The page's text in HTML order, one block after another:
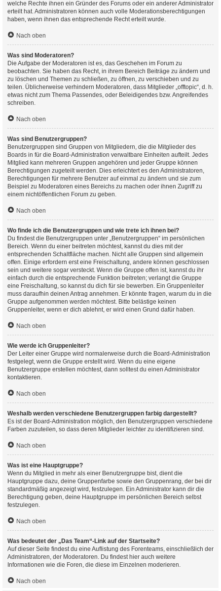
welche Rechte ihnen ein Gründer des Forums oder ein anderer Administrator
erteilt hat. Administratoren können auch volle Moderationsberechtigungen
haben, wenn ihnen das entsprechende Recht erteilt wurde.
Nach oben
Was sind Moderatoren?
Die Aufgabe der Moderatoren ist es, das Geschehen im Forum zu
beobachten. Sie haben das Recht, in ihrem Bereich Beiträge zu ändern und
zu löschen und Themen zu schließen, zu öffnen, zu verschieben und zu
teilen. Üblicherweise verhindern Moderatoren, dass Mitglieder „offtopic“, d. h.
etwas nicht zum Thema Passendes, oder Beleidigendes bzw. Angreifendes
schreiben.
Nach oben
Was sind Benutzergruppen?
Benutzergruppen sind Gruppen von Mitgliedern, die die Mitglieder des
Boards in für die Board-Administration verwaltbare Einheiten aufteilt. Jedes
Mitglied kann mehreren Gruppen angehören und jeder Gruppe können
Berechtigungen zugeteilt werden. Dies erleichtert es den Administratoren,
Berechtigungen für mehrere Benutzer auf einmal zu ändern und sie zum
Beispiel zu Moderatoren eines Bereichs zu machen oder ihnen Zugriff zu
einem nichtöffentlichen Forum zu geben.
Nach oben
Wo finde ich die Benutzergruppen und wie trete ich ihnen bei?
Du findest die Benutzergruppen unter „Benutzergruppen“ im persönlichen
Bereich. Wenn du einer beitreten möchtest, kannst du dies mit der
entsprechenden Schaltfläche machen. Nicht alle Gruppen sind allgemein
offen. Einige erfordern erst eine Freischaltung, andere können geschlossen
sein und weitere sogar versteckt. Wenn die Gruppe offen ist, kannst du ihr
einfach durch die entsprechende Funktion beitreten; verlangt die Gruppe
eine Freischaltung, so kannst du dich für sie bewerben. Ein Gruppenleiter
muss daraufhin deinen Antrag annehmen. Er könnte fragen, warum du in die
Gruppe aufgenommen werden möchtest. Bitte belästige keinen
Gruppenleiter, wenn er dich ablehnt, er wird einen Grund dafür haben.
Nach oben
Wie werde ich Gruppenleiter?
Der Leiter einer Gruppe wird normalerweise durch die Board-Administration
festgelegt, wenn die Gruppe erstellt wird. Wenn du eine eigene
Benutzergruppe erstellen möchtest, dann solltest du einen Administrator
kontaktieren.
Nach oben
Weshalb werden verschiedene Benutzergruppen farbig dargestellt?
Es ist der Board-Administration möglich, den Benutzergruppen verschiedene
Farben zuzuteilen, so dass deren Mitglieder leichter zu identifizieren sind.
Nach oben
Was ist eine Hauptgruppe?
Wenn du Mitglied in mehr als einer Benutzergruppe bist, dient die
Hauptgruppe dazu, deine Gruppenfarbe sowie den Gruppenrang, der bei dir
standardmäßig angezeigt wird, festzulegen. Ein Administrator kann dir die
Berechtigung geben, deine Hauptgruppe im persönlichen Bereich selbst
festzulegen.
Nach oben
Was bedeutet der „Das Team“-Link auf der Startseite?
Auf dieser Seite findest du eine Auflistung des Forenteams, einschließlich der
Administratoren, der Moderatoren. Du findest hier auch weitere
Informationen wie die Foren, die diese im Einzelnen moderieren.
Nach oben